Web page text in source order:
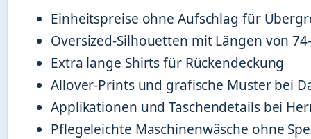
Einheitspreise ohne Aufschlag für
Oversized-Silhouetten mit Längen von
Extra lange Shirts für Rückendeckung
Allover-Prints und grafische Muster bei
Applikationen und Taschendetails bei
Pflegeleichte Maschinenwäsche ohne